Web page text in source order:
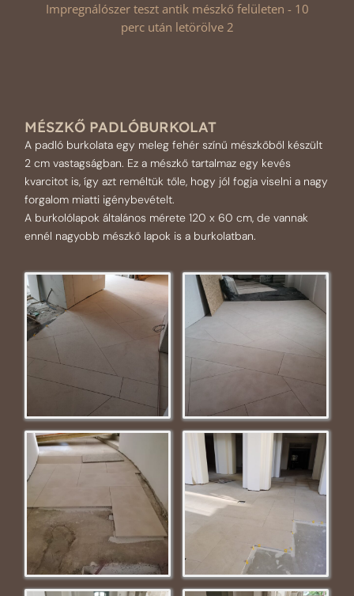
Impregnálószer teszt antik mészkő felületen - 10
perc után letörölve 2
MÉSZKŐ PADLÓBURKOLAT
A padló burkolata egy meleg fehér színű mészkőből készült
2 cm vastagságban. Ez a mészkő tartalmaz egy kevés
kvarcitot is, így azt reméltük tőle, hogy jól fogja viselni a nagy
forgalom miatti igénybevételt.
A burkolólapok általános mérete 120 x 60 cm, de vannak
ennél nagyobb mészkő lapok is a burkolatban.